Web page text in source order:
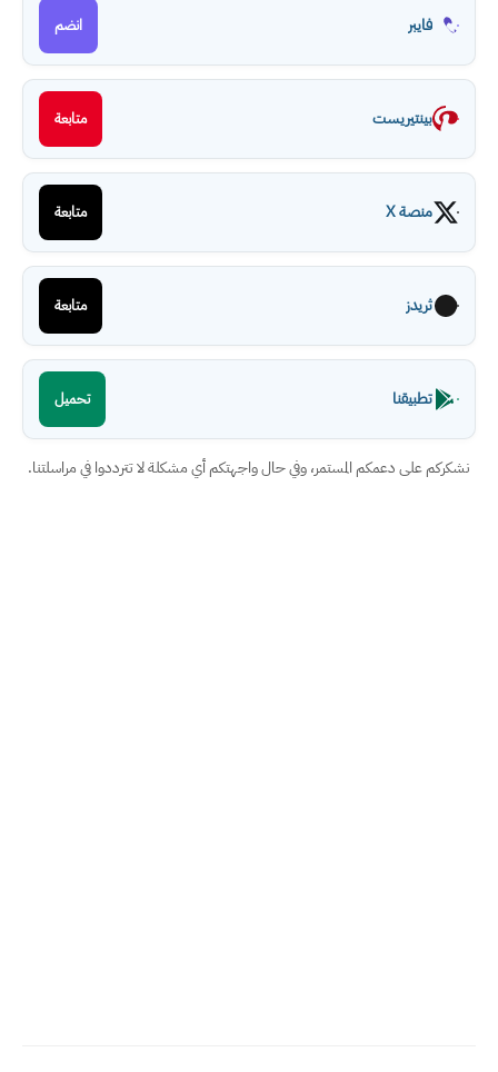
فايبر انضم
بينتيريست متابعة
منصة X متابعة
ثريدز متابعة
تطبيقنا تحميل
نشكركم على دعمكم المستمر، وفي حال واجهتكم أي مشكلة لا تترددوا في مراسلتنا.